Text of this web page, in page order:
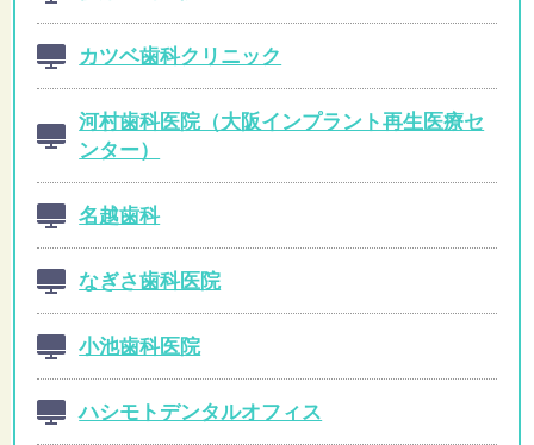
カツベ歯科クリニック
河村歯科医院（大阪インプラント再生医療セ
ンター）
名越歯科
なぎさ歯科医院
小池歯科医院
ハシモトデンタルオフィス